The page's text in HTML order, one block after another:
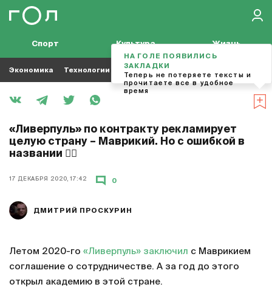
Спорт Культура Жизнь
Экономика Технологии Кино Футбол
«Ливерпуль» по контракту рекламирует
целую страну – Маврикий. Но с ошибкой в
названии 🤷‍♂️
17 ДЕКАБРЯ 2020, 17:42
ДМИТРИЙ ПРОСКУРИН
0
Летом 2020-го «Ливерпуль» заключил с Маврикием
соглашение о сотрудничестве. А за год до этого
открыл академию в этой стране.
НА ГОЛЕ ПОЯВИЛИСЬ
ЗАКЛАДКИ
Теперь не потеряете тексты и
прочитаете все в удобное
время